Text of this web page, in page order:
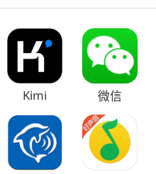
Kimi 微信